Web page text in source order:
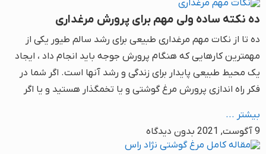
ده نکته ساده ولی مهم برای پرورش مرغداری
ده تا از نکات مهم مرغداری طبیعی برای رشد سالم طیور یکی از
مهمترین کارهایی که هنگام پرورش جوجه باید انجام داد ، ایجاد
یک محیط طبیعی پایدار برای زندگی و رشد آنها است. اگر شما در
فکر راه اندازی پرورش مرغ گوشتی و یا تخمگذار هستید و یا اگر
بیشتر ...
9 آگوست, 2021
بدون دیدگاه